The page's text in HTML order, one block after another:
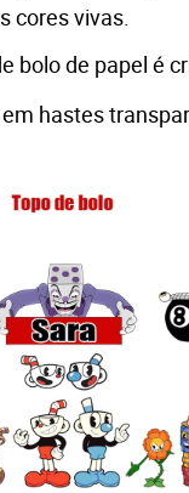
cores vivas.
bolo de papel é
hastes